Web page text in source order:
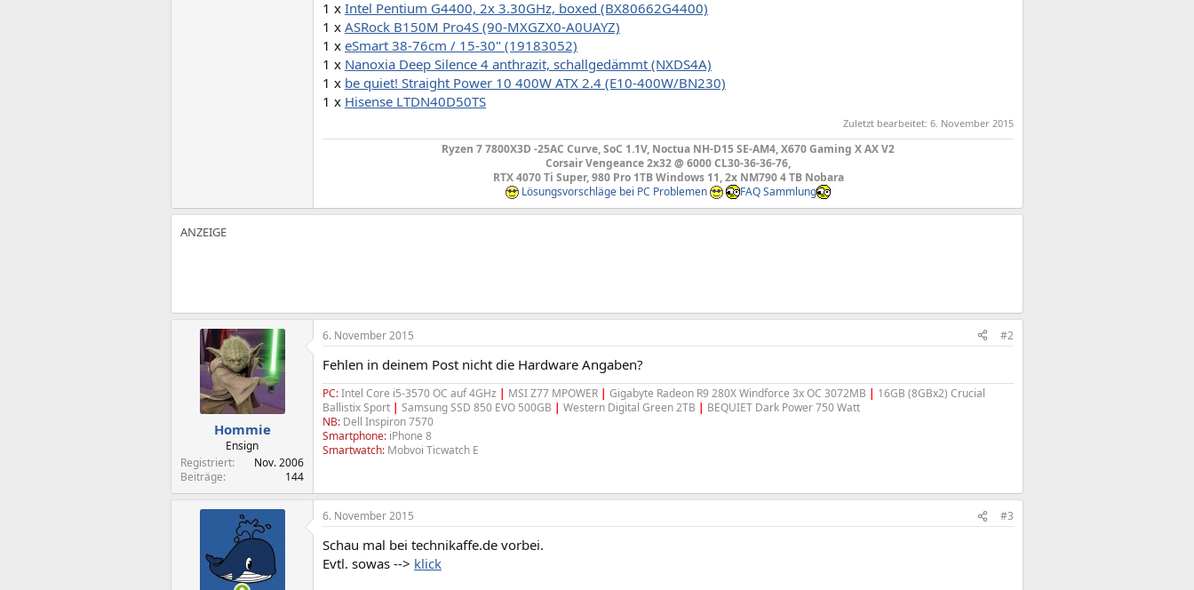
1 x Intel Pentium G4400, 2x 3.30GHz, boxed (BX80662G4400)
1 x ASRock B150M Pro4S (90-MXGZX0-A0UAYZ)
1 x eSmart 38-76cm / 15-30" (19183052)
1 x Nanoxia Deep Silence 4 anthrazit, schallgedämmt (NXDS4A)
1 x be quiet! Straight Power 10 400W ATX 2.4 (E10-400W/BN230)
1 x Hisense LTDN40D50TS
Zuletzt bearbeitet: 6. November 2015
Ryzen 7 7800X3D -25AC Curve, SoC 1.1V, Noctua NH-D15 SE-AM4, X670 Gaming X AX V2
Corsair Vengeance 2x32 @ 6000 CL30-36-36-76,
RTX 4070 Ti Super, 980 Pro 1TB Windows 11, 2x NM790 4 TB Nobara
Lösungsvorschläge bei PC Problemen
FAQ Sammlung
Hommie
Ensign
Registriert
Nov. 2006
Beiträge
144
6. November 2015 #2
Fehlen in deinem Post nicht die Hardware Angaben?
PC:Intel Core i5-3570 OC auf 4GHz | MSI Z77 MPOWER | Gigabyte Radeon R9 280X Windforce 3x OC 3072MB | 16GB (8GBx2) Crucial
Ballistix Sport | Samsung SSD 850 EVO 500GB | Western Digital Green 2TB | BEQUIET Dark Power 750 Watt
NB: Dell Inspiron 7570
Smartphone: iPhone 8
Smartwatch: Mobvoi Ticwatch E
6. November 2015 #3
Schau mal bei technikaffe.de vorbei.
Evtl. sowas --> klick